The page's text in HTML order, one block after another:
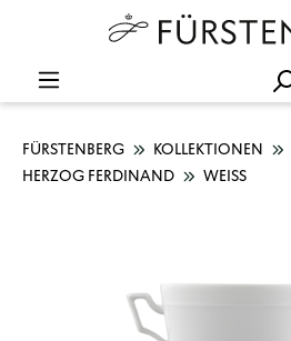
FÜRSTENBERG KOLLEKTIONEN
HERZOG FERDINAND
WEISS